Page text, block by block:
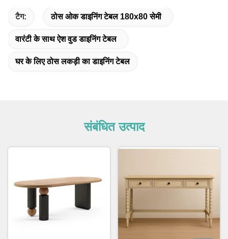
टैग: ठोस ओक डाइनिंग टेबल 180x80 सेमी
वारंटी के साथ ऐश वुड डाइनिंग टेबल
घर के लिए ठोस लकड़ी का डाइनिंग टेबल
संबंधित उत्पाद